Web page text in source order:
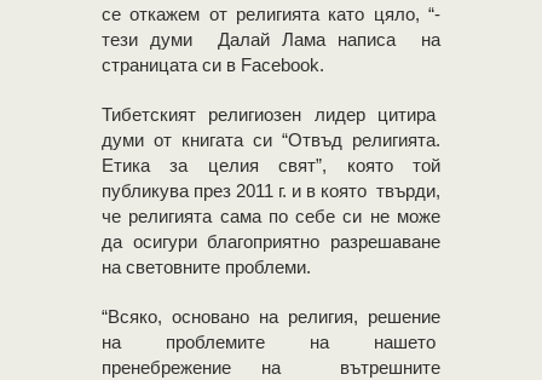
се откажем от религията като цяло, “-
тези думи Далай Лама написа на
страницата си в Facebook.
Тибетският религиозен лидер цитира
думи от книгата си “Отвъд религията.
Етика за целия свят”, която той
публикува през 2011 г. и в която твърди,
че религията сама по себе си не може
да осигури благоприятно разрешаване
на световните проблеми.
“Всяко, основано на религия, решение
на проблемите на нашето
пренебрежение на вътрешните